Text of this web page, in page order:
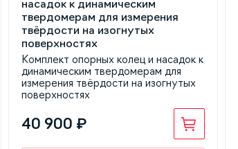
Комплект опорных колец и насадок к
динамическим твердомерам для
измерения твёрдости на изогнутых
поверхностях
40 900 ₽